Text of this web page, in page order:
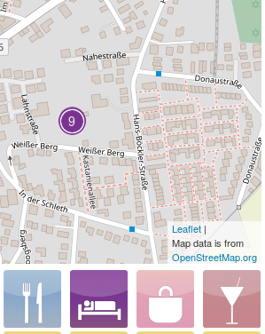
Leaflet|
Map data is from
OpenStreetMap.org